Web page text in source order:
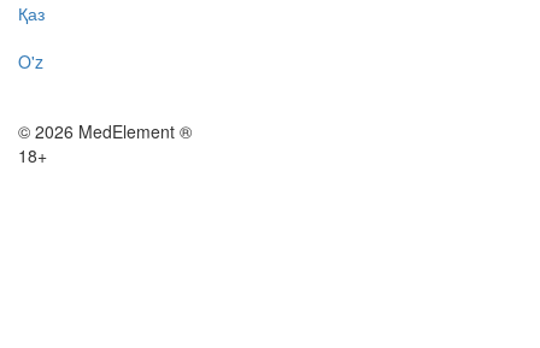
Қаз
O'z
© 2026 MedElement ®
18+